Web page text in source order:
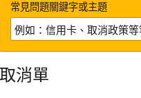
常見問題關鍵字或主題
取消單